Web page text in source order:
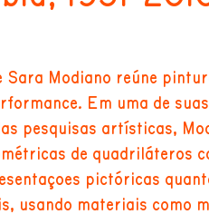
Sara Modiano reúne
Em uma de
pesquisas artísticas,
de quadriláteros
pictóricas
usando materiais como